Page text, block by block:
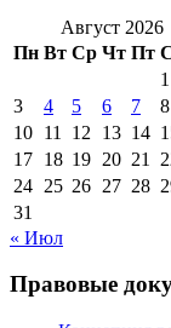
Август 2026
Пн Вт Ср Чт Пт
1
3
4 5 6 7 8
10 11 12 13 14
17 18 19 20 21
24 25 26 27 28
31
« Июл
Правовые